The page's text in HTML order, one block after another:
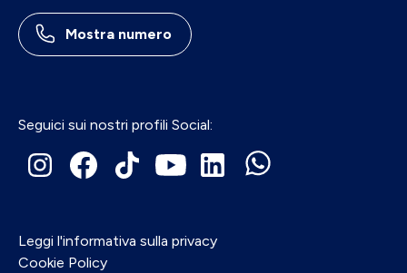
Mostra numero
Seguici sui nostri profili Social:
Leggi l'informativa sulla privacy
Cookie Policy